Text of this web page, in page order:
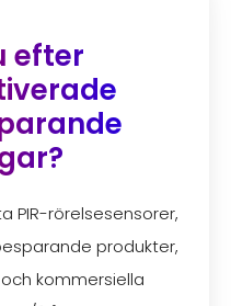
efter
PIR-rörelsesensorer,
produkter,
kommersiella